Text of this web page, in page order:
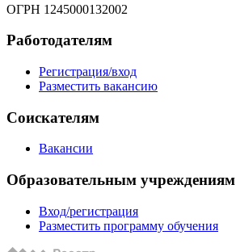
ОГРН 1245000132002
Работодателям
Регистрация/вход
Разместить вакансию
Соискателям
Вакансии
Образовательным учреждениям
Вход/регистрация
Разместить программу обучения